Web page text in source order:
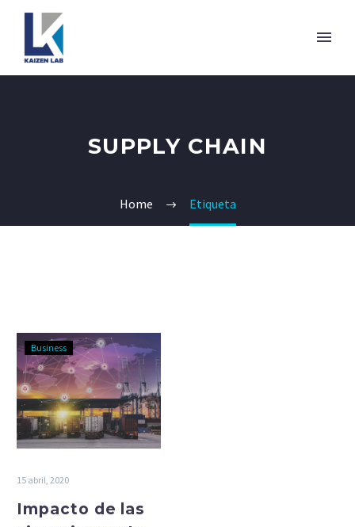
SUPPLY CHAIN
Home Etiqueta
Business
15 abril, 2020
Impacto de las